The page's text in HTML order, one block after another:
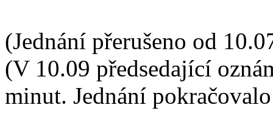
(Jednání přerušeno od
(V 10.09 předsedající
minut. Jednání